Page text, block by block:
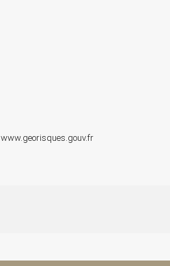
www.georisques.gouv.fr